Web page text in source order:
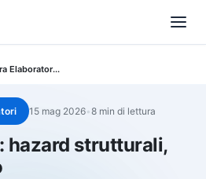
Architettura Elaboratori 07 07 Pipelining Hazard Strutturali Dati E Controllo
15 mag 2026•8 min di lettura
hazard strutturali,